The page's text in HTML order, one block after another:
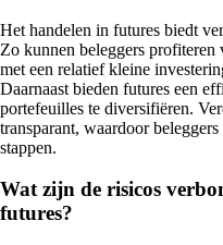
Het handelen in futures biedt
Zo kunnen beleggers
met een relatief kleine
Daarnaast bieden futures een
portefeuilles te diversifiëren.
transparant, waardoor
stappen.
Wat zijn de risicos
futures?